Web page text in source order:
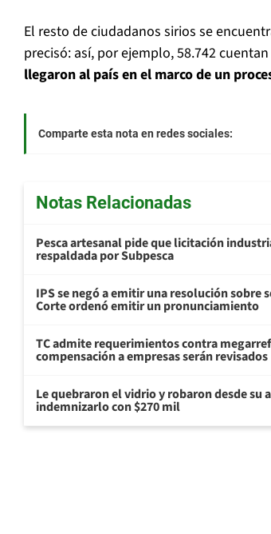
El resto de ciudadanos sirios se
precisó: así, por ejemplo, 58.742
llegaron al país en el marco de un
Comparte esta nota en redes sociales:
Notas Relacionadas
Pesca artesanal pide que licitación
respaldada por Subpesca
IPS se negó a emitir una resolución sobre
Corte ordenó emitir un pronunciamiento
TC admite requerimientos contra
compensación a empresas serán revisados
Le quebraron el vidrio y robaron desde
indemnizarlo con $270 mil